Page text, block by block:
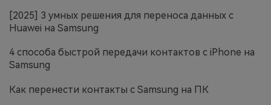
[2025] 3 умных решения для переноса данных с
Huawei на Samsung
4 способа быстрой передачи контактов с iPhone на
Samsung
Как перенести контакты с Samsung на ПК